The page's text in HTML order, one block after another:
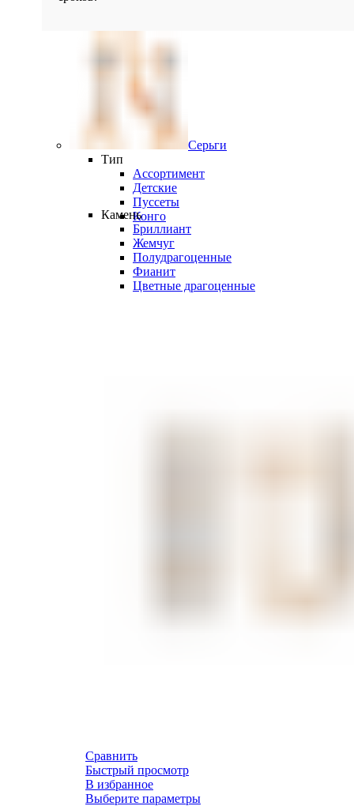
Серьги
Тип
Ассортимент
Детские
Пуссеты
Конго
Камень
Бриллиант
Жемчуг
Полудрагоценные
Фианит
Цветные драгоценные
Сравнить
Быстрый просмотр
В избранное
Выберите параметры